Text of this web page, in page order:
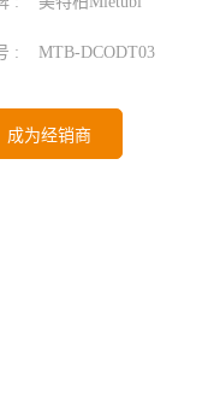
: MTB-DCODT03
成为经销商